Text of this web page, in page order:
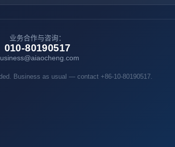
业务合作与咨询：
010-80190517
Business as usual — contact +86-10-80190517.